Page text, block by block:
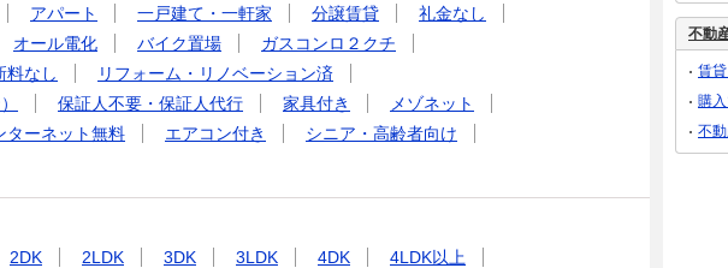
アパート 一戸建て・一軒家 分譲賃貸
礼金なし
オール電化 バイク置場
ガスコンロ２クチ
料なし
リフォーム・リノベーション済
保証人不要・保証人代行 家具付き
メゾネット
ターネット無料 エアコン付き
シニア・高齢者向け
2DK 2LDK 3DK 3LDK 4DK
4LDK以上
不動
賃
購
不